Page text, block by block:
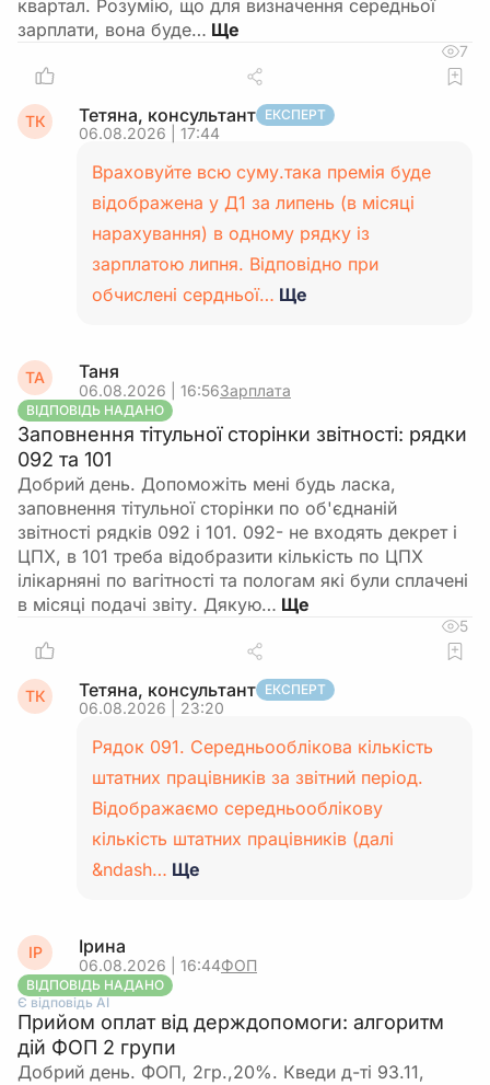
квартал. Розумію, що для визначення середньої
зарплати, вона буде…
7
ТК Тетяна, консультант ЕКСПЕРТ
06.08.2026 | 17:44
Враховуйте всю суму.така премія буде
відображена у Д1 за липень (в місяці
нарахування) в одному рядку із
зарплатою липня. Відповідно при
обчислені сердньої… Ще
ТА Таня
06.08.2026 | 16:56Зарплата
ВІДПОВІДЬ НАДАНО
Заповнення тітульної сторінки звітності: рядки
092 та 101
Добрий день. Допоможіть мені будь ласка,
заповнення тітульної сторінки по об'єднаній
звітності рядків 092 і 101. 092- не входять декрет і
ЦПХ, в 101 треба відобразити кількість по ЦПХ
ілікарняні по вагітності та пологам які були сплачені
в місяці подачі звіту. Дякую…
5
ТК Тетяна, консультант ЕКСПЕРТ
06.08.2026 | 23:20
Рядок 091. Середньооблікова кількість
штатних працівників за звітний період.
Відображаємо середньооблікову
кількість штатних працівників (далі
&ndash… Ще
ІР Ірина
06.08.2026 | 16:44ФОП
ВІДПОВІДЬ НАДАНО
Є відповідь АІ
Прийом оплат від держдопомоги: алгоритм
дій ФОП 2 групи
Добрий день. ФОП, 2гр.,20%. Кведи д-ті 93.11,